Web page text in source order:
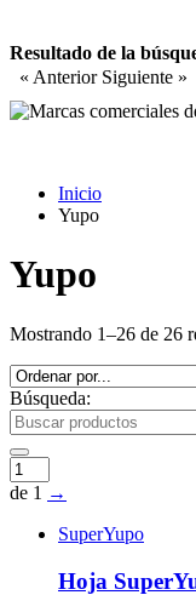
Resultado de la
« Anterior Siguiente »
Inicio
Yupo
Yupo
Mostrando 1–26 de 26
Búsqueda:
de 1 →
SuperYupo
Hoja